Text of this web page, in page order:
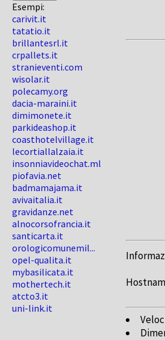
Esempi:
carivit.it
tatatio.it
brillantesrl.it
crpallets.it
stranieventi.com
wisolar.it
polecamy.org
dacia-maraini.it
dimimonete.it
parkideashop.it
coasthotelvillage.it
lecortiallalzaia.it
insonniavideochat.ml
piofavia.net
badmamajama.it
avivaitalia.it
gravidanze.net
alnocorsofrancia.it
santicarta.it
orologicomunemil...
opel-qualita.it
mybasilicata.it
mothertech.it
atcto3.it
uni-link.it